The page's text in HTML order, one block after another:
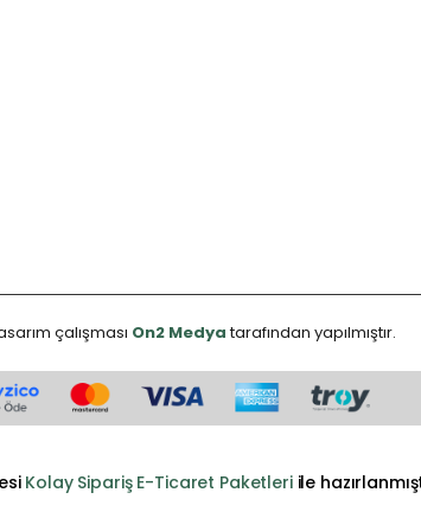
çalışması On2 Medyatarafından yapılmıştır.
Kolay Sipariş E-Ticaret Paketleriile